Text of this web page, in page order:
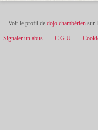
Voir le profil de dojo chambériensur
Signaler un abus C.G.U.